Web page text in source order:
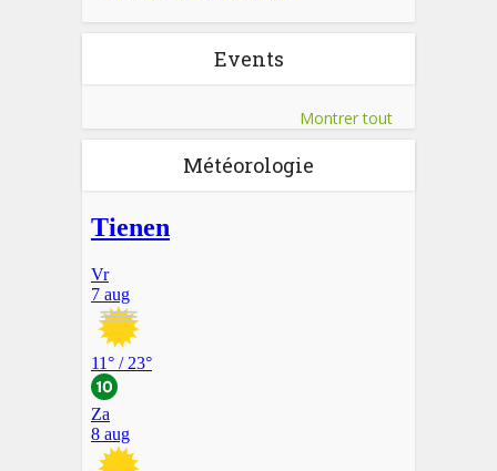
Events
Montrer tout
Météorologie